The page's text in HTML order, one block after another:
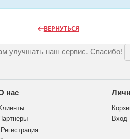
ВЕРНУТЬСЯ
улучшать наш сервис. Спасибо!
нас
Регистрация
Вход